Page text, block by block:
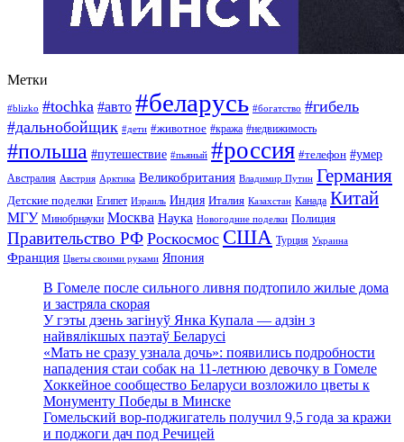
Метки
#blizko #tochka #авто #беларусь #богатство #гибель
#дальнобойщик #дети #животное #кража #недвижимость
#польша #путешествие #пьяный #россия #телефон #умер
Австралия Австрия Арктика Великобритания Владимир Путин Германия
Детские поделки Египет Израиль Индия Италия Казахстан Канада Китай
МГУ Минобрнауки Москва Наука Новогодние поделки Полиция
Правительство РФ Роскосмос США Турция Украина
Франция Цветы своими руками Япония
В Гомеле после сильного ливня подтопило жилые дома
и застряла скорая
У гэты дзень загінуў Янка Купала — адзін з
найвялікшых паэтаў Беларусі
«Мать не сразу узнала дочь»: появились подробности
нападения стаи собак на 11-летнюю девочку в Гомеле
Хоккейное сообщество Беларуси возложило цветы к
Монументу Победы в Минске
Гомельский вор-поджигатель получил 9,5 года за кражи
и поджоги дач под Речицей